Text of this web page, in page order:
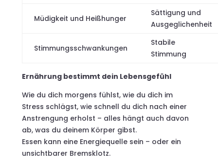
Müdigkeit und Heißhunger
Sättigung und
Ausgeglichenheit
Stimmungsschwankungen
Stabile
Stimmung
Ernährung bestimmt dein Lebensgefühl
Wie du dich morgens fühlst, wie du dich im
Stress schlägst, wie schnell du dich nach einer
Anstrengung erholst – alles hängt auch davon
ab, was du deinem Körper gibst.
Essen kann eine Energiequelle sein – oder ein
unsichtbarer Bremsklotz.